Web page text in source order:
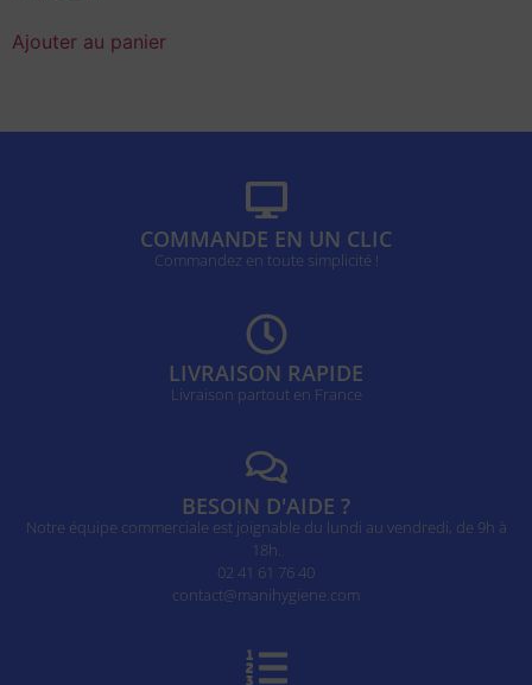
Ajouter au panier
COMMANDE EN UN CLIC
Commandez en toute simplicité !
LIVRAISON RAPIDE
Livraison partout en France
BESOIN D'AIDE ?
Notre équipe commerciale est joignable du lundi au vendredi, de 9h à
18h.
02 41 61 76 40
contact@manihygiene.com